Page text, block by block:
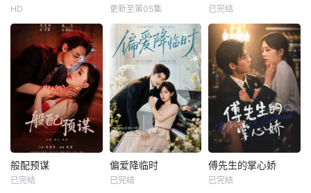
HD 更新至第05集 已完结
般配预谋
已完结
偏爱降临时
已完结
傅先生的掌心娇
已完结